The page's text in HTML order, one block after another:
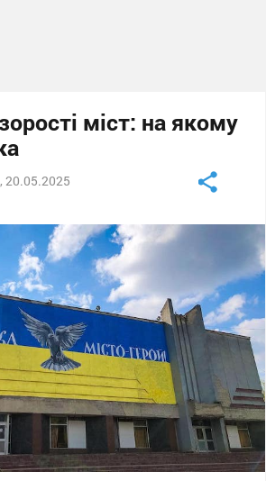
міст: на якому
20.05.2025